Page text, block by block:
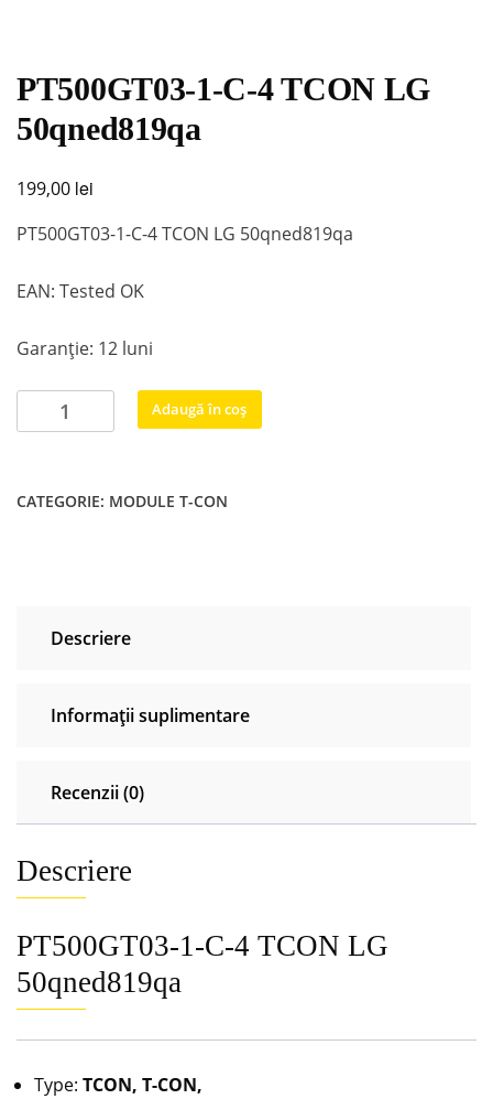
PT500GT03-1-C-4 TCON LG
50qned819qa
199,00 lei
PT500GT03-1-C-4 TCON LG 50qned819qa
EAN: Tested OK
Garanție: 12 luni
Cantitate
PT500GT03-
4
Adaugă în coș
CATEGORIE: MODULE T-CON
Descriere
Informații suplimentare
Recenzii (0)
Descriere
PT500GT03-1-C-4 TCON LG
50qned819qa
Type: TCON, T-CON,